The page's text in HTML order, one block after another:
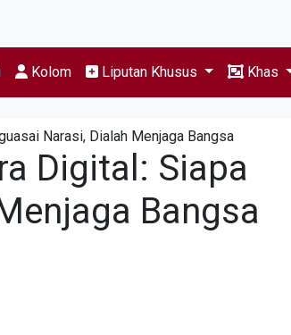
Kolom Liputan Khusus Khas
Narasi, Dialah Menjaga Bangsa
Digital: Siapa
Bangsa